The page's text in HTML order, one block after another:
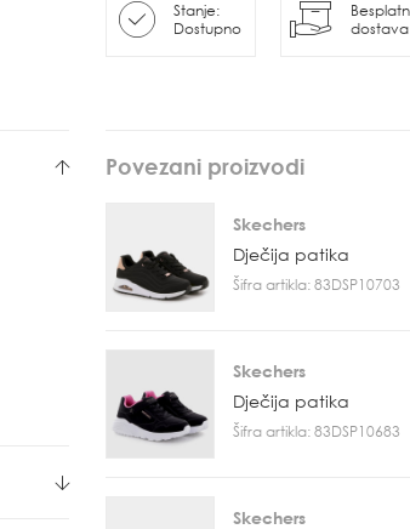
Stanje:
Dostupno
dostava
Povezani proizvodi
Skechers
Dječija patika
Šifra artikla: 83DSP10703
Skechers
Dječija patika
Šifra artikla: 83DSP10683
Skechers